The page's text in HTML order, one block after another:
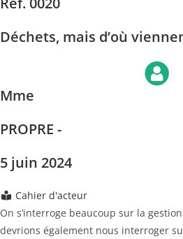
Déchets, mais d’où
Mme
PROPRE -
5 juin 2024
Cahier d'acteur
On s’interroge beaucoup sur la
devrions également nous interroger